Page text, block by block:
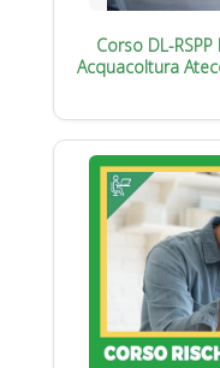
Corso DL-
Acquacoltura